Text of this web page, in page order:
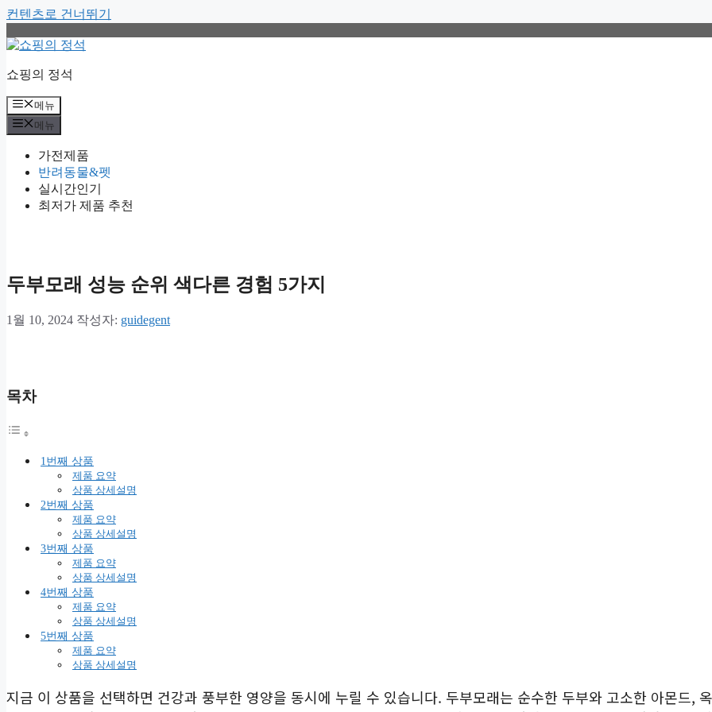
컨텐츠로 건너뛰기
쇼핑의 정석
메뉴
메뉴
가전제품
반려동물&펫
실시간인기
최저가 제품 추천
두부모래 성능 순위 색다른 경험 5가지
1월 10, 2024 작성자: guidegent
목차
1번째 상품
제품 요약
상품 상세설명
2번째 상품
제품 요약
상품 상세설명
3번째 상품
제품 요약
상품 상세설명
4번째 상품
제품 요약
상품 상세설명
5번째 상품
제품 요약
상품 상세설명
지금 이 상품을 선택하면 건강과 풍부한 영양을 동시에 누릴 수 있습니다. 두부모래는 순수한 두부와 고소한 아몬드,